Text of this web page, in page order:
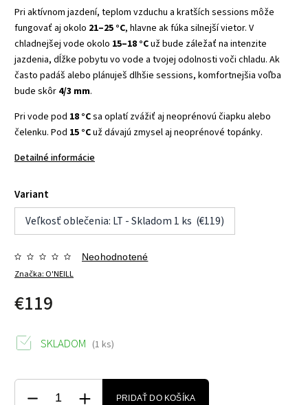
Pri aktívnom jazdení, teplom vzduchu a kratších sessions môže
fungovať aj okolo 21–25 °C, hlavne ak fúka silnejší vietor. V
chladnejšej vode okolo 15–18 °Cuž bude záležať na intenzite
jazdenia, dĺžke pobytu vo vode a tvojej odolnosti voči chladu. Ak
často padáš alebo plánuješ dlhšie sessions, komfortnejšia voľba
bude skôr 4/3 mm.
Pri vode pod 18 °Csa oplatí zvážiť aj neoprénovú čiapku alebo
čelenku. Pod 15 °Cuž dávajú zmysel aj neoprénové topánky.
Detailné informácie
Variant
Veľkosť oblečenia: LT - Skladom 1 ks (€119)
Značka: O'NEILL
Neohodnotené
€119
SKLADOM (1 ks)
PRIDAŤ DO KOŠÍKA